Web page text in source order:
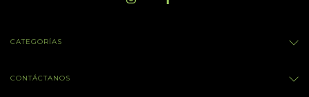
CATEGORÍAS
CONTÁCTANOS